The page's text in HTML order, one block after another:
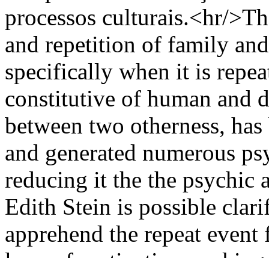
processos culturais.<hr/
and repetition of family
specifically when it is
constitutive of human and
between two otherness,
and generated numerous
reducing it the the psychic
Edith Stein is possible
apprehend the repeat